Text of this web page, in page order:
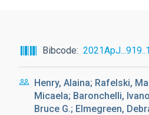
a
la
navegación
Bibcode
Henry, Alaina; Rafelski,
Micaela; Baronchelli,
Bruce G.; Elmegreen,